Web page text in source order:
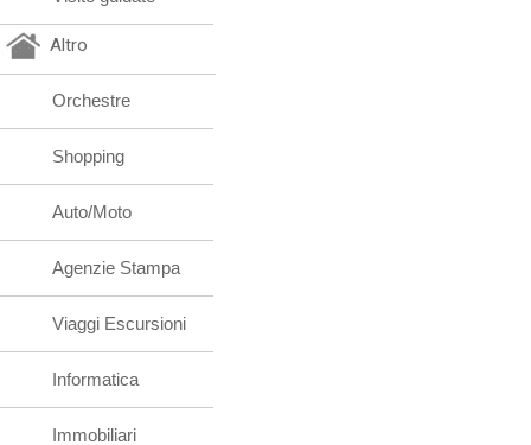
Altro
Orchestre
Shopping
Auto/Moto
Agenzie Stampa
Viaggi Escursioni
Informatica
Immobiliari